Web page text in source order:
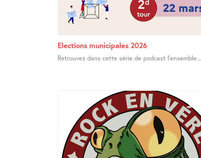
Elections municipales 2026
Retrouvez dans cette série de podcast l’ensemble...